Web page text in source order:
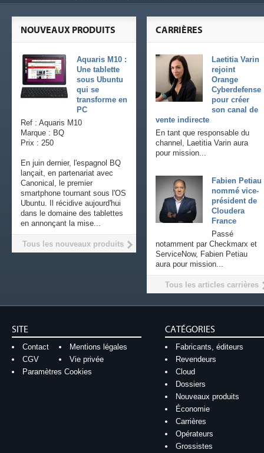
CARRIÈRES
Laetitia Varin
rejoint
Orange
Cyberdefense
pour créer
son canal de
vente indirecte
En tant que responsable du
channel, Laetitia Varin aura
pour mission...
Fabien Petiau
nommé vice-
président de
Cloudera
France
Passé
notamment par Checkmarx et
ServiceNow, Fabien Petiau
aura pour mission...
Tous les articles carrières
NOUVEAUX PRODUITS
Aquaris M10 :
Une tablette
sous Ubuntu
qui se
transforme en
PC
Ref : Aquaris M10
Marque : BQ
Prix : 250
En juin dernier, l'espagnol BQ
lançait, en partenariat avec
Canonical, le premier
smartphone tournant sous l'OS
Ubuntu. Il récidive aujourd'hui
dans le domaine des tablettes
en annonçant la mise...
Tous les nouveaux produits
SITE
Contact
Mentions légales
CGV
Vie privée
Paramètres Cookies
CATÉGORIES
Fabricants, éditeurs
Revendeurs
Cloud
Dossiers
Nouveaux produits
Économie
Carrières
Opérateurs
Grossistes